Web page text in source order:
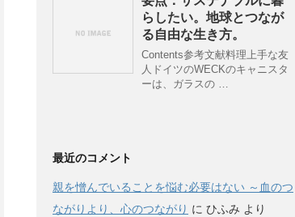
らしたい。地球とつなが
る自由な生き方。
Contents参考文献料理上手な友
人ドイツのWECKのキャニスタ
ーは、ガラスの …
最近のコメント
親を憎んでいることを悩む必要はない ～血のつ
ながりより、心のつながり に ひふみ より